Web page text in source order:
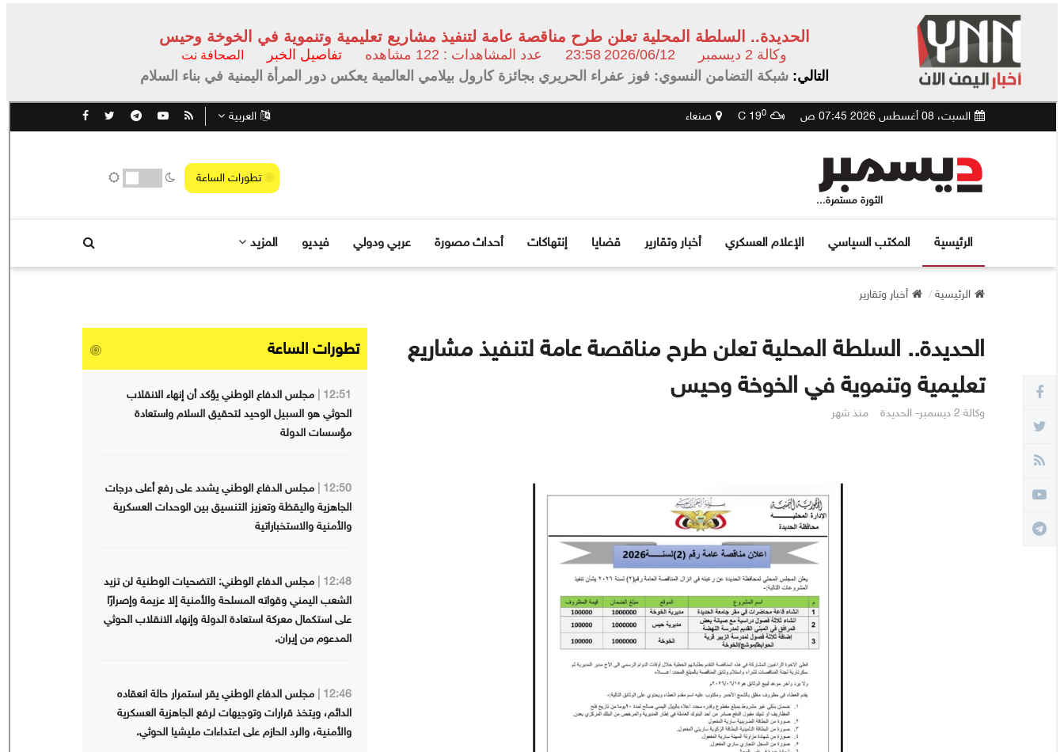
الحديدة.. السلطة المحلية تعلن طرح مناقصة عامة لتنفيذ مشاريع تعليمية وتنموية في الخوخة وحيس
وكالة 2 ديسمبر 2026/06/12
23:58 عدد المشاهدات : 122 مشاهده تفاصيل الخبر الصحافة نت
التالي:شبكة التضامن النسوي: فوز عفراء الحريري بجائزة كارول بيلامي العالمية يعكس دور المرأة اليمنية في بناء السلام